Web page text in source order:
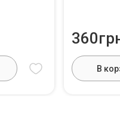
В